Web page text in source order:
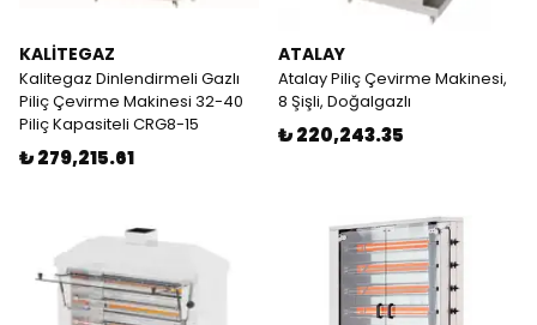
KALİTEGAZ
Kalitegaz Dinlendirmeli Gazlı
Piliç Çevirme Makinesi 32-40
Piliç Kapasiteli CRG8-15
₺ 279,215.61
ATALAY
Atalay Piliç Çevirme Makinesi,
8 Şişli, Doğalgazlı
₺ 220,243.35